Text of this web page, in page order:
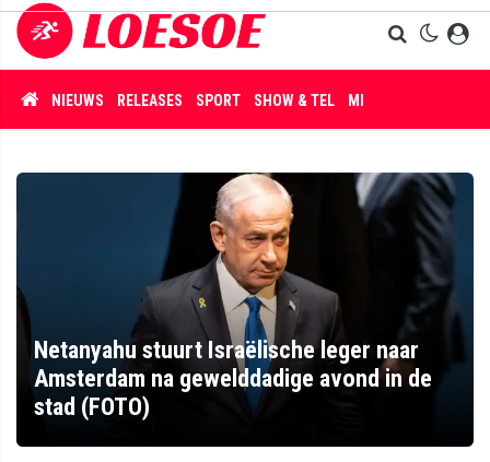
NIEUWS RELEASES SPORT SHOW & TEL MISDAAD
Netanyahu stuurt Israëlische leger naar
Amsterdam na gewelddadige avond in de
stad (FOTO)